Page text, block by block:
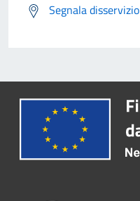
Segnala disservizio